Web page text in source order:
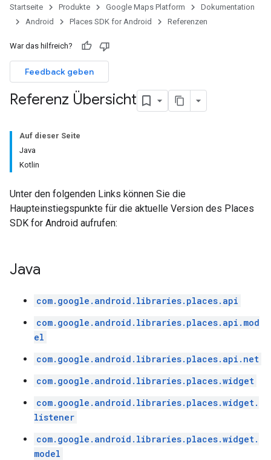
Startseite Produkte Google Maps Platform
Dokumentation
Android
Places SDK for Android Referenzen
War das hilfreich?
Feedback geben
Referenz Übersicht
Auf dieser Seite
Java
Kotlin
Unter den folgenden Links können Sie die
Haupteinstiegspunkte für die aktuelle Version des Places
SDK for Android aufrufen:
Java
com.google.android.libraries.places.api
com.google.android.libraries.places.api.mod
el
com.google.android.libraries.places.api.net
com.google.android.libraries.places.widget
com.google.android.libraries.places.widget.
listener
com.google.android.libraries.places.widget.
model